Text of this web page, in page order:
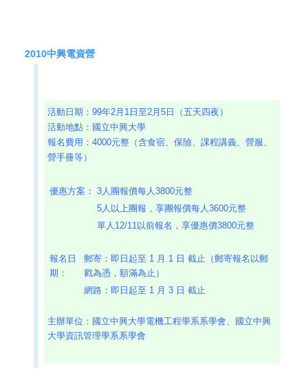
2010中興電資營
活動日期：99年2月1日至2月5日（五天四夜）
活動地點：國立中興大學
報名費用：4000元整（含食宿、保險、課程講義、營服、
營手冊等）
優惠方案： 3人團報價每人3800元整
5人以上團報，享團報價每人3600元整
單人12/11以前報名，享優惠價3800元整
報名日
期：
郵寄：即日起至 1 月 1 日 截止（郵寄報名以郵
戳為憑，額滿為止）
網路：即日起至 1 月 3 日 截止
主辦單位：國立中興大學電機工程學系系學會、國立中興
大學資訊管理學系系學會